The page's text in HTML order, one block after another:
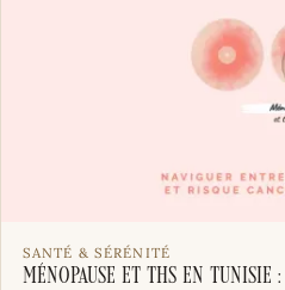
SANTÉ & SÉRÉNITÉ
Ménopause et THS en Tunisie